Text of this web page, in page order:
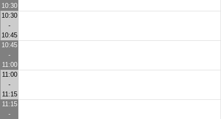
10:30
10:30
-
10:45
10:45
-
11:00
11:00
-
11:15
11:15
-